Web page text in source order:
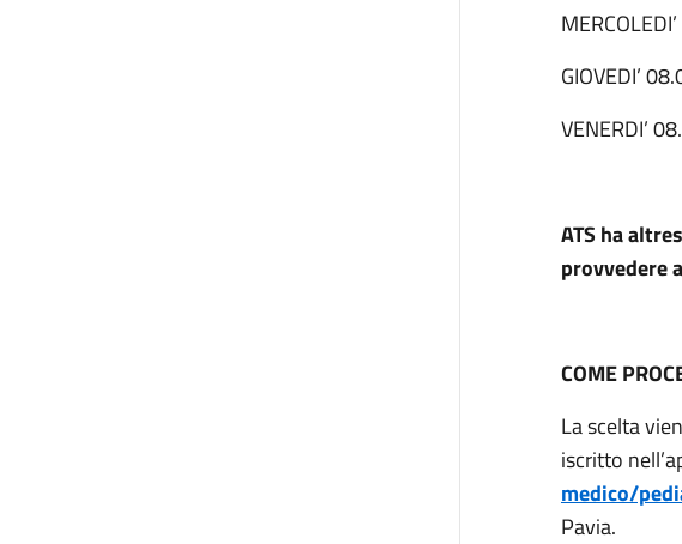
GIOVEDI’
VENERDI’
ATS ha
provvedere
COME
La scelta
iscritto
medico/
Pavia.